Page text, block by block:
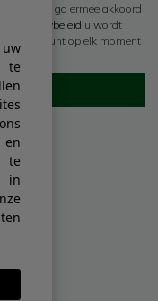
en ga ermee akkoord
Privacybeleid u wordt
maar u kunt op elk moment
en
te
in